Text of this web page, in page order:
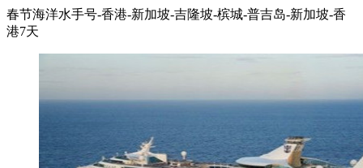
春节海洋水手号-香港-新加坡-吉隆坡-槟城-普吉岛-新加坡-香
港7天